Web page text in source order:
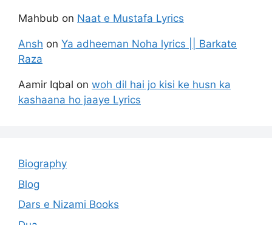
Mahbub on Naat e Mustafa Lyrics
Ansh on Ya adheeman Noha lyrics || Barkate
Raza
Aamir Iqbal on woh dil hai jo kisi ke husn ka
kashaana ho jaaye Lyrics
Biography
Blog
Dars e Nizami Books